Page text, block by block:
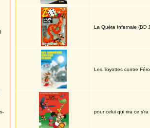
La Quète Infernale (BD
Les Toyottes contre
pour celui qui rira ce s'ra